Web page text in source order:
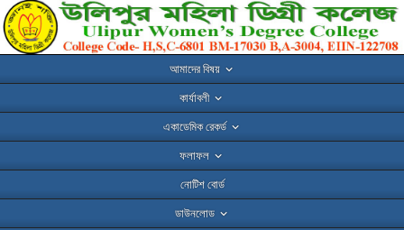
আমাদের বিষয়
কার্যাবলী
একাডেমিক রেকর্ড
ফলাফল
নোটিশ বোর্ড
ডাউনলোড